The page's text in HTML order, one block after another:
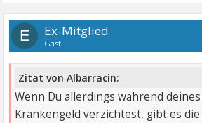
E Ex-Mitglied
Gast
Zitat von Albarracin:
Wenn Du allerdings während
Krankengeld verzichtest, gibt es